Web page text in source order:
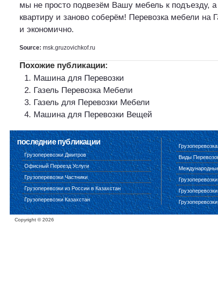
мы не просто подвезём Вашу мебель к подъезду,
квартиру и заново соберём! Перевозка мебели на
и экономично.
Source: msk.gruzovichkof.ru
Похожие публикации:
Машина для Перевозки
Газель Перевозка Мебели
Газель для Перевозки Мебели
Машина для Перевозки Вещей
последние публикации
Грузоперевозки Дмитров
Офисный Переезд Услуги
Грузоперевозки Частники
Грузоперевозки из России в Казахстан
Грузоперевозки Казахстан
Виды
Copyright ©2026